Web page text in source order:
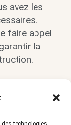
technologies
avez les
faire appel
la